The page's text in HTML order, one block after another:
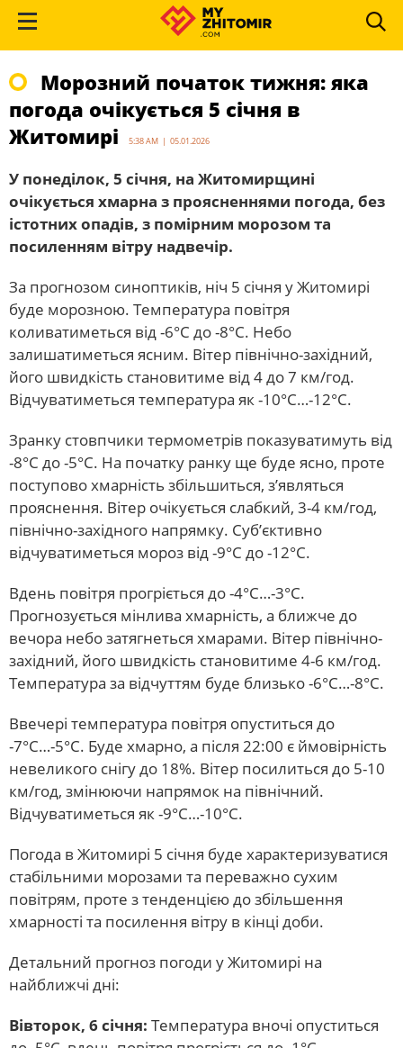
Морозний початок тижня: яка
погода очікується 5 січня в
Житомирі
5:38 AM | 05.01.2026
У понеділок, 5 січня, на Житомирщині
очікується хмарна з проясненнями погода, без
істотних опадів, з помірним морозом та
посиленням вітру надвечір.
За прогнозом синоптиків, ніч 5 січня у Житомирі
буде морозною. Температура повітря
коливатиметься від -6°C до -8°C. Небо
залишатиметься ясним. Вітер північно-західний,
його швидкість становитиме від 4 до 7 км/год.
Відчуватиметься температура як -10°C…-12°C.
Зранку стовпчики термометрів показуватимуть від
-8°C до -5°C. На початку ранку ще буде ясно, проте
поступово хмарність збільшиться, з’являться
прояснення. Вітер очікується слабкий, 3-4 км/год,
північно-західного напрямку. Суб’єктивно
відчуватиметься мороз від -9°C до -12°C.
Вдень повітря прогріється до -4°C…-3°C.
Прогнозується мінлива хмарність, а ближче до
вечора небо затягнеться хмарами. Вітер північно-
західний, його швидкість становитиме 4-6 км/год.
Температура за відчуттям буде близько -6°C…-8°C.
Ввечері температура повітря опуститься до
-7°C…-5°C. Буде хмарно, а після 22:00 є ймовірність
невеликого снігу до 18%. Вітер посилиться до 5-10
км/год, змінюючи напрямок на північний.
Відчуватиметься як -9°C…-10°C.
Погода в Житомирі 5 січня буде характеризуватися
стабільними морозами та переважно сухим
повітрям, проте з тенденцією до збільшення
хмарності та посилення вітру в кінці доби.
Детальний прогноз погоди у Житомирі на
найближчі дні:
Вівторок, 6 січня: Температура вночі опуститься